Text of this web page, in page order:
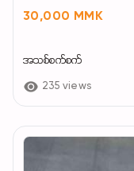
30,000 MMK
အသစ်စက်စက်
235 views